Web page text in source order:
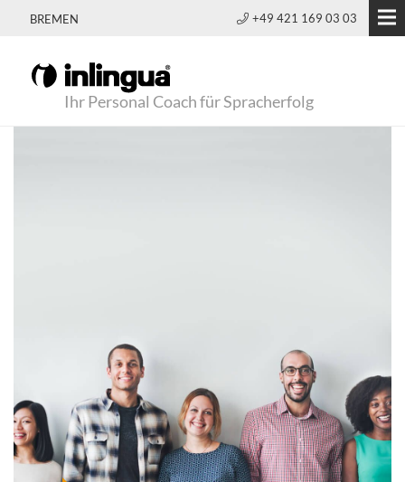
BREMEN +49 421 169 03 03
Ihr Personal Coach für Spracherfolg